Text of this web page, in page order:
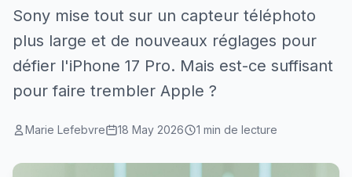
Sony mise tout sur un capteur téléphoto
plus large et de nouveaux réglages pour
défier l'iPhone 17 Pro. Mais est-ce suffisant
pour faire trembler Apple ?
Marie Lefebvre 18 May 2026 1 min de lecture